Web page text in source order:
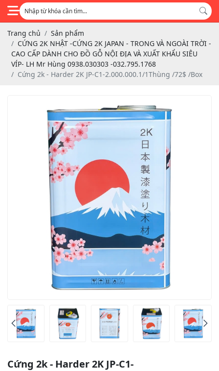
Trang chủ
Sản phẩm
CỨNG 2K NHẬT -CỨNG 2K JAPAN - TRONG VÀ NGOÀI TRỜI -
CAO CẤP DÀNH CHO ĐỒ GỖ NỘI ĐỊA VÀ XUẤT KHẨU SIÊU
VÍP- LH Mr Hùng 0938.030303 -032.795.1768
Cứng 2k - Harder 2K JP-C1-2.000.000.1/1Thùng /72$ /Box
Cứng 2k - Harder 2K JP-C1-